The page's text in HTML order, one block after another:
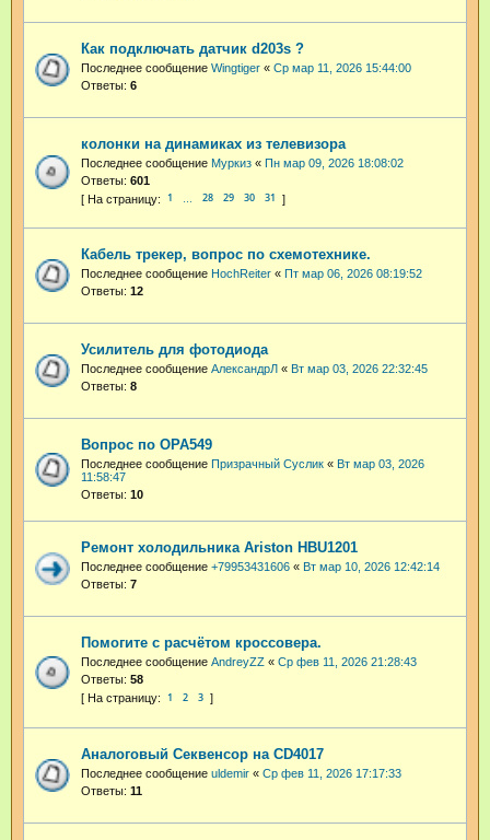
Как подключать датчик d203s ?
Последнее сообщение Wingtiger « Ср мар 11, 2026 15:44:00
Ответы: 6
колонки на динамиках из телевизора
Последнее сообщение Муркиз « Пн мар 09, 2026 18:08:02
Ответы: 601
1 28 29 30 31
Кабель трекер, вопрос по схемотехнике.
Последнее сообщение HochReiter « Пт мар 06, 2026 08:19:52
Ответы: 12
Усилитель для фотодиода
Последнее сообщение АлександрЛ « Вт мар 03, 2026 22:32:45
Ответы: 8
Вопрос по OPA549
Последнее сообщение Призрачный Суслик « Вт мар 03, 2026
11:58:47
Ответы: 10
Ремонт холодильника Ariston HBU1201
Последнее сообщение +79953431606 « Вт мар 10, 2026 12:42:14
Ответы: 7
Помогите с расчётом кроссовера.
Последнее сообщение AndreyZZ « Ср фев 11, 2026 21:28:43
Ответы: 58
1 2 3
Аналоговый Секвенсор на CD4017
Последнее сообщение uldemir « Ср фев 11, 2026 17:17:33
Ответы: 11